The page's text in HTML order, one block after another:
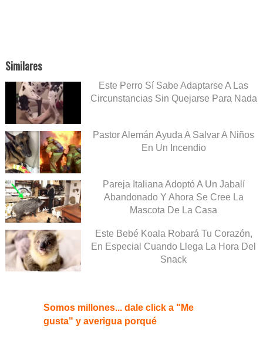
Similares
Este Perro Sí Sabe Adaptarse A Las
Circunstancias Sin Quejarse Para Nada
Pastor Alemán Ayuda A Salvar A Niños
En Un Incendio
Pareja Italiana Adoptó A Un Jabalí
Abandonado Y Ahora Se Cree La
Mascota De La Casa
Este Bebé Koala Robará Tu Corazón,
En Especial Cuando Llega La Hora Del
Snack
Somos millones... dale click a "Me
gusta" y averigua porqué